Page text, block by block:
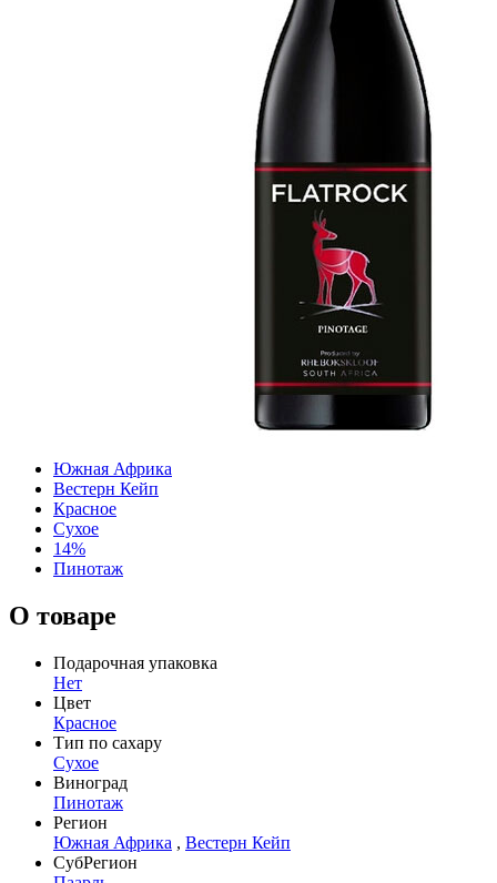
Южная Африка
Вестерн Кейп
Красное
Сухое
14%
Пинотаж
О товаре
Подарочная упаковка
Нет
Цвет
Красное
Тип по сахару
Сухое
Виноград
Пинотаж
Регион
Южная Африка , Вестерн Кейп
СубРегион